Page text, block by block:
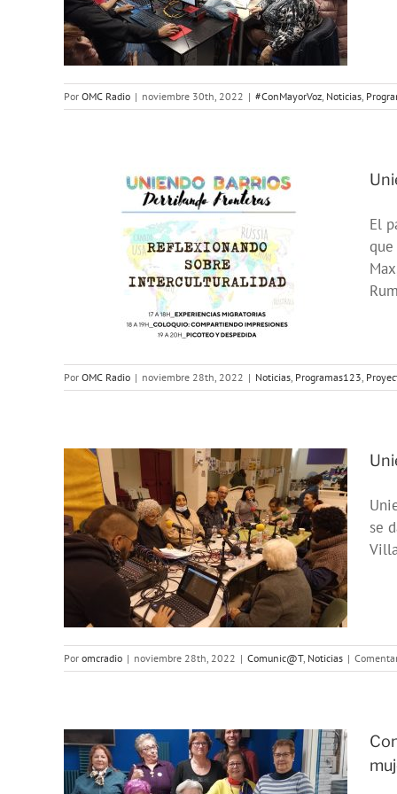
Por OMC Radio | noviembre 30th, 2022 | #ConMayorVoz, Noticias,
El
Por OMC Radio | noviembre 28th, 2022 | Noticias, Programas123,
se
Por omcradio | noviembre 28th, 2022 | Comunic@T, Noticias |